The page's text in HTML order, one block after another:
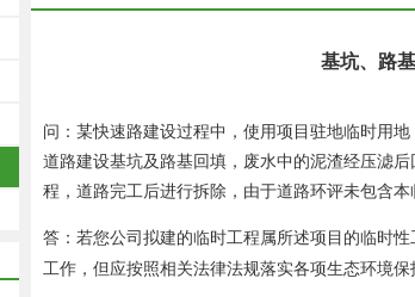
基坑、路
问：某快速路建设过程中，使用项目驻地临时用
道路建设基坑及路基回填，废水中的泥渣经压滤
程，道路完工后进行拆除，由于道路环评未包含
答：若您公司拟建的临时工程属所述项目的临时
工作，但应按照相关法律法规落实各项生态环境